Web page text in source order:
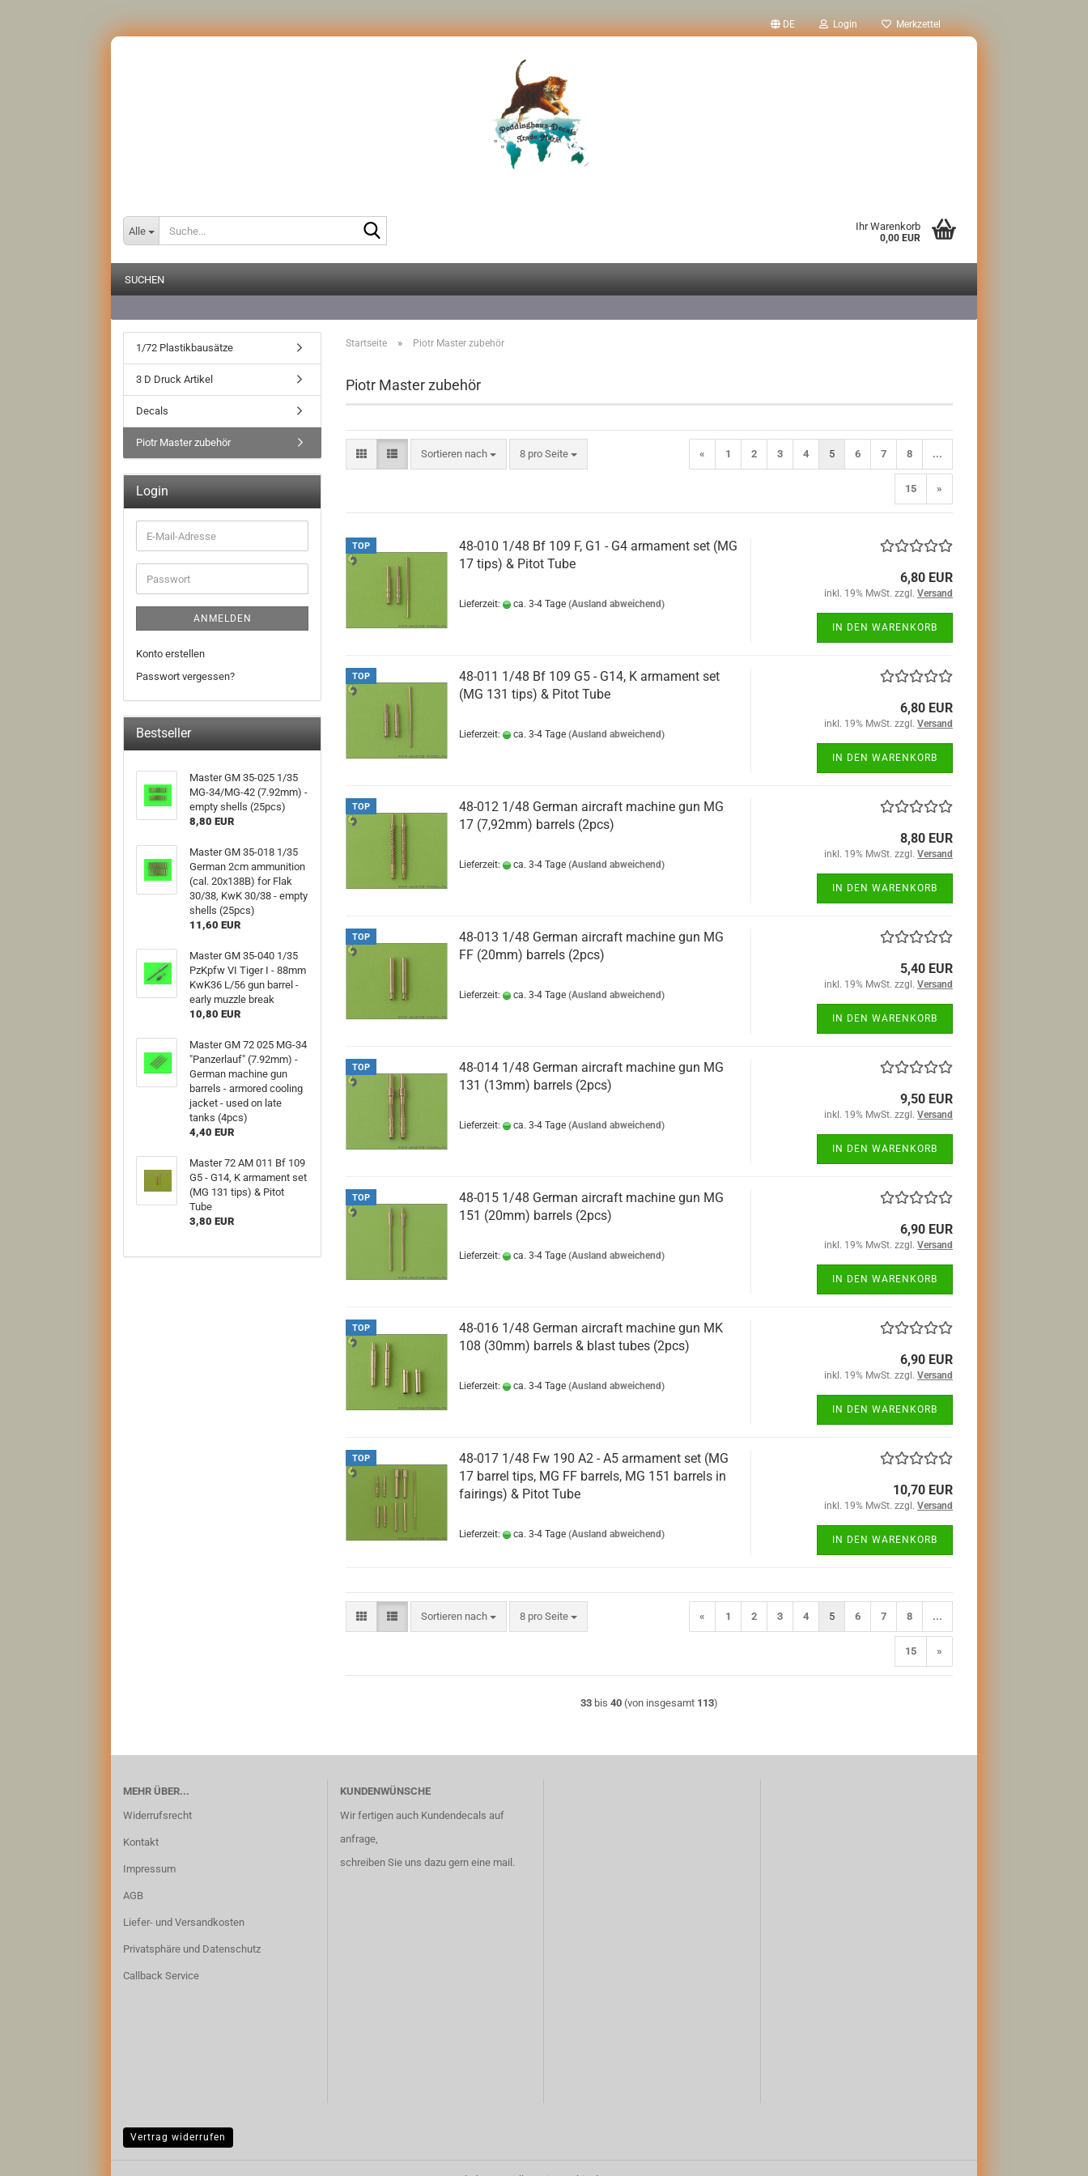
DE Login Merkzettel
Alle Ihr Warenkorb
0,00 EUR
SUCHEN
Startseite » Piotr Master zubehör
Piotr Master zubehör
Sortieren nach
Sortieren nach 8 pro Seite
pro Seite « 1 2 3 4 5 6 7 8 ...
15 »
TOP
48-010 1/48 Bf 109 F, G1 - G4 armament set (MG
17 tips) & Pitot Tube
Lieferzeit: ca. 3-4 Tage (Ausland abweichend)
6,80 EUR
inkl. 19% MwSt. zzgl. Versand
IN DEN WARENKORB
TOP
48-011 1/48 Bf 109 G5 - G14, K armament set
(MG 131 tips) & Pitot Tube
Lieferzeit: ca. 3-4 Tage (Ausland abweichend)
6,80 EUR
inkl. 19% MwSt. zzgl. Versand
IN DEN WARENKORB
TOP
48-012 1/48 German aircraft machine gun MG
17 (7,92mm) barrels (2pcs)
Lieferzeit: ca. 3-4 Tage (Ausland abweichend)
8,80 EUR
inkl. 19% MwSt. zzgl. Versand
IN DEN WARENKORB
TOP
48-013 1/48 German aircraft machine gun MG
FF (20mm) barrels (2pcs)
Lieferzeit: ca. 3-4 Tage (Ausland abweichend)
5,40 EUR
inkl. 19% MwSt. zzgl. Versand
IN DEN WARENKORB
TOP
48-014 1/48 German aircraft machine gun MG
131 (13mm) barrels (2pcs)
Lieferzeit: ca. 3-4 Tage (Ausland abweichend)
9,50 EUR
inkl. 19% MwSt. zzgl. Versand
IN DEN WARENKORB
TOP
48-015 1/48 German aircraft machine gun MG
151 (20mm) barrels (2pcs)
Lieferzeit: ca. 3-4 Tage (Ausland abweichend)
6,90 EUR
inkl. 19% MwSt. zzgl. Versand
IN DEN WARENKORB
TOP
48-016 1/48 German aircraft machine gun MK
108 (30mm) barrels & blast tubes (2pcs)
Lieferzeit: ca. 3-4 Tage (Ausland abweichend)
6,90 EUR
inkl. 19% MwSt. zzgl. Versand
IN DEN WARENKORB
TOP
48-017 1/48 Fw 190 A2 - A5 armament set (MG
17 barrel tips, MG FF barrels, MG 151 barrels in
fairings) & Pitot Tube
Lieferzeit: ca. 3-4 Tage (Ausland abweichend)
10,70 EUR
inkl. 19% MwSt. zzgl. Versand
IN DEN WARENKORB
Sortieren nach
Sortieren nach 8 pro Seite
pro Seite « 1 2 3 4 5 6 7 8 ...
15 »
33 bis 40 (von insgesamt 113)
1/72 Plastikbausätze
3 D Druck Artikel
Decals
Piotr Master zubehör
Login
E-
Mail-
Adresse
Passwort
ANMELDEN
Konto erstellen
Passwort vergessen?
Bestseller
Master GM 35-025 1/35
MG-34/MG-42 (7.92mm) -
empty shells (25pcs)
8,80 EUR
Master GM 35-018 1/35
German 2cm ammunition
(cal. 20x138B) for Flak
30/38, KwK 30/38 - empty
shells (25pcs)
11,60 EUR
Master GM 35-040 1/35
PzKpfw VI Tiger I - 88mm
KwK36 L/56 gun barrel -
early muzzle break
10,80 EUR
Master GM 72 025 MG-34
"Panzerlauf" (7.92mm) -
German machine gun
barrels - armored cooling
jacket - used on late
tanks (4pcs)
4,40 EUR
Master 72 AM 011 Bf 109
G5 - G14, K armament set
(MG 131 tips) & Pitot
Tube
3,80 EUR
MEHR ÜBER...
Widerrufsrecht
Kontakt
Impressum
AGB
Liefer- und Versandkosten
Privatsphäre und Datenschutz
Callback Service
KUNDENWÜNSCHE
Wir fertigen auch Kundendecals auf
anfrage,
schreiben Sie uns dazu gern eine mail.
Vertrag widerrufen